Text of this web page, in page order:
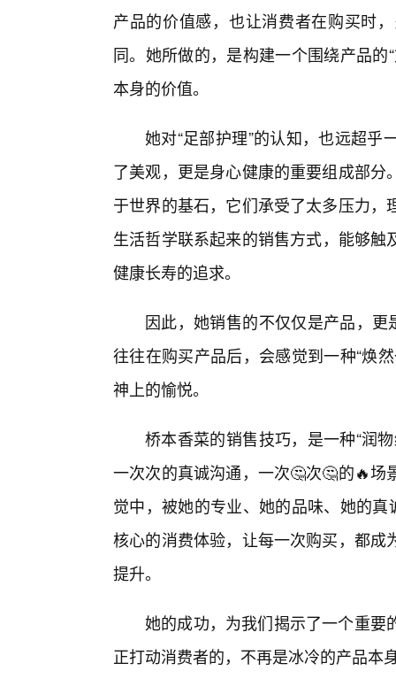
产品的价值感，也让消费者在购买时
同。她所做的，是构建一个围绕产品
本身的价值。
她对“足部护理”的认知，也远超
了美观，更是身心健康的重要组成部
于世界的基石，它们承受了太多压力
生活哲学联系起来的销售方式，能够
健康长寿的追求。
因此，她销售的不仅仅是产品，更
往往在购买产品后，会感觉到一种“焕
神上的愉悦。
桥本香菜的销售技巧，是一种“润
一次次的真诚沟通，一次🤔次🤔的🔥
觉中，被她的专业、她的品味、她的
核心的消费体验，让每一次购买，都
提升。
她的成功，为我们揭示了一个重要
正打动消费者的，不再是冰冷的产品本